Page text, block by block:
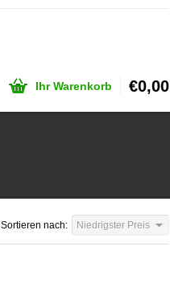
Ihr Warenkorb €0,00
Sortieren nach: Niedrigster Preis